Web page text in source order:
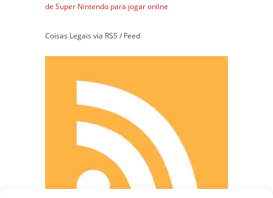
de Super Nintendo para jogar online
Coisas Legais via RSS / Feed